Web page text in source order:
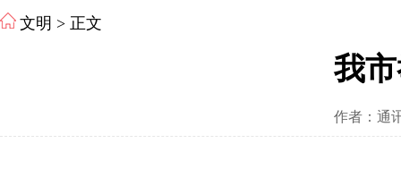
文明 > 正文
我
作者：通